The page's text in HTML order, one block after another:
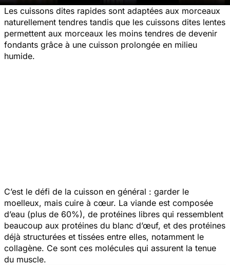
Les cuissons dites rapides sont adaptées aux morceaux
naturellement tendres tandis que les cuissons dites lentes
permettent aux morceaux les moins tendres de devenir
fondants grâce à une cuisson prolongée en milieu
humide.
C’est le défi de la cuisson en général : garder le
moelleux, mais cuire à cœur. La viande est composée
d’eau (plus de 60%), de protéines libres qui ressemblent
beaucoup aux protéines du blanc d’œuf, et des protéines
déjà structurées et tissées entre elles, notamment le
collagène. Ce sont ces molécules qui assurent la tenue
du muscle.